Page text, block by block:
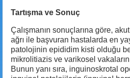
Tartışma ve Sonuç
Çalışmanın sonuçlarına göre, akut
ağrı ile başvuran hastalarda en
patolojinin epididim kisti olduğu
mikrolitiazis ve varikosel
Bunun yanı sıra, inguinoskrotal